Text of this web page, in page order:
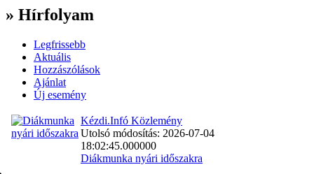
» Hírfolyam
Legfrissebb
Aktuális
Hozzászólások
Ajánlat
Új esemény
Kézdi.Infó Közlemény
Utolsó módosítás: 2026-07-04
18:02:45.000000
Diákmunka nyári időszakra